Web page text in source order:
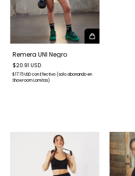
Remera UNI Negro
$20.91 USD
$17.15 USDconEfectivo (solo abonando en
Showroom Lomitas)